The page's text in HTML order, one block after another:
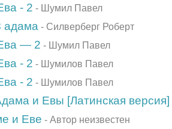
- 2 - Шумил Павел
адама - Силверберг Роберт
— 2 - Шумил Павел
- 2 - Шумилов Павел
- 2 - Шумилов Павел
и Евы [Латинская версия]
и Еве - Автор неизвестен